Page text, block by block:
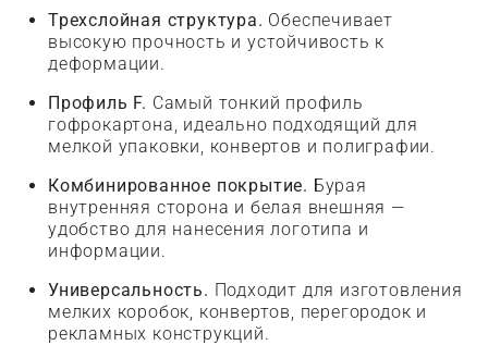
Трехслойная структура. Обеспечивает
высокую прочность и устойчивость к
деформации.
Профиль F. Самый тонкий профиль
гофрокартона, идеально подходящий для
мелкой упаковки, конвертов и полиграфии.
Комбинированное покрытие. Бурая
внутренняя сторона и белая внешняя —
удобство для нанесения логотипа и
информации.
Универсальность. Подходит для изготовления
мелких коробок, конвертов, перегородок и
рекламных конструкций.